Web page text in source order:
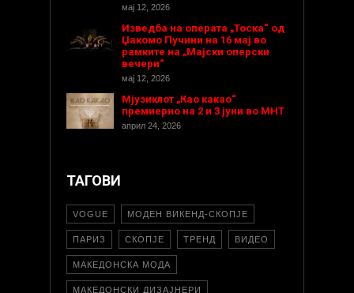
мај 12, 2026
Изведба на операта „Тоска“ од
Џакомо Пучини на 16 мај во
рамките на „Мајски оперски
вечери“
мај 12, 2026
Мјузиклот „Као какао“
премиерно на 2 и 3 јуни во МНТ
април 24, 2026
ТАГОВИ
VOGUE МОДЕН ВИКЕНД-СКОПЈЕ
ПАРИЗ СКОПЈЕ ТРЕНД ВИДЕО
МАКЕДОНСКА МОДА
МАКЕДОНСКИ ДИЗАЈНЕРИ